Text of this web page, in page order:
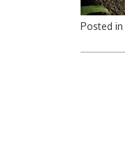
Posted in